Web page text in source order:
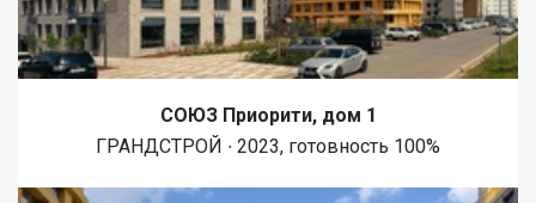
СОЮЗ Приорити, дом 1
ГРАНДСТРОЙ ∙ 2023, готовность 100%